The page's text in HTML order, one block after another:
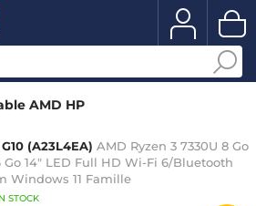
AMD HP
(A23L4EA) AMD Ryzen 3 7330U 8 Go
Go 14" LED Full HD Wi-Fi 6/Bluetooth
Windows 11 Famille
STOCK